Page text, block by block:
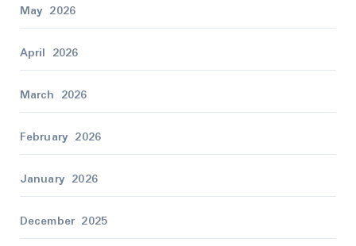
May 2026
April 2026
March 2026
February 2026
January 2026
December 2025